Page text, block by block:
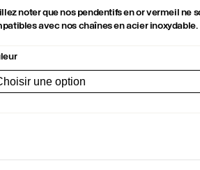
noter que nos pendentifs en or vermeil ne
avec nos chaînes en acier inoxydable.